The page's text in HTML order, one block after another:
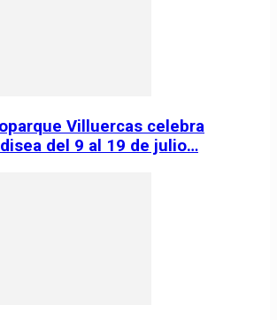
Villuercas celebra
del 9 al 19 de julio…